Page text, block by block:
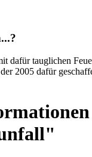
dafür tauglichen
2005 dafür